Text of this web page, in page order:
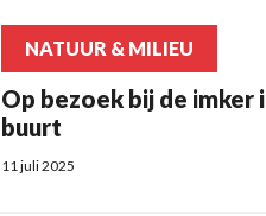
NATUUR & MILIEU
Op bezoek bij de imker
buurt
11 juli 2025